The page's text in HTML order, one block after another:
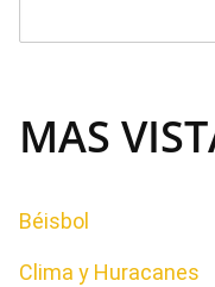
MAS
Béisbol
Clima y Huracanes